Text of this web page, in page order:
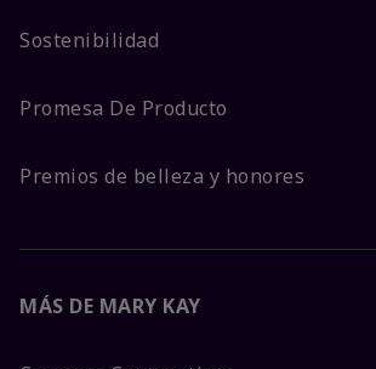
Sostenibilidad
Promesa De Producto
Premios de belleza y honores
MÁS DE MARY KAY